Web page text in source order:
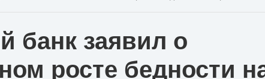
банк заявил о
росте бедности